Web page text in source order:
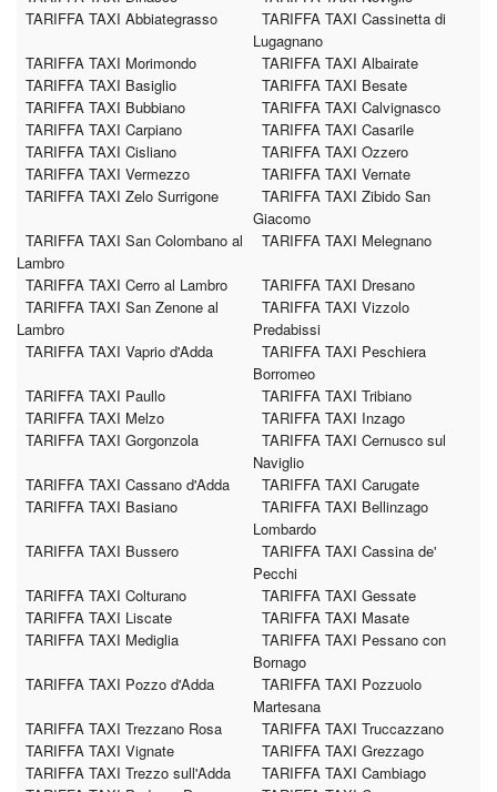
TARIFFA TAXI Abbiategrasso
TARIFFA TAXI Cassinetta di
Lugagnano
TARIFFA TAXI Morimondo
TARIFFA TAXI Albairate
TARIFFA TAXI Basiglio
TARIFFA TAXI Besate
TARIFFA TAXI Bubbiano
TARIFFA TAXI Calvignasco
TARIFFA TAXI Carpiano
TARIFFA TAXI Casarile
TARIFFA TAXI Cisliano
TARIFFA TAXI Ozzero
TARIFFA TAXI Vermezzo
TARIFFA TAXI Vernate
TARIFFA TAXI Zelo Surrigone
TARIFFA TAXI Zibido San
Giacomo
TARIFFA TAXI San Colombano al
Lambro
TARIFFA TAXI Melegnano
TARIFFA TAXI Cerro al Lambro
TARIFFA TAXI Dresano
TARIFFA TAXI San Zenone al
Lambro
TARIFFA TAXI Vizzolo
Predabissi
TARIFFA TAXI Vaprio d'Adda
TARIFFA TAXI Peschiera
Borromeo
TARIFFA TAXI Paullo
TARIFFA TAXI Tribiano
TARIFFA TAXI Melzo
TARIFFA TAXI Inzago
TARIFFA TAXI Gorgonzola
TARIFFA TAXI Cernusco sul
Naviglio
TARIFFA TAXI Cassano d'Adda
TARIFFA TAXI Carugate
TARIFFA TAXI Basiano
TARIFFA TAXI Bellinzago
Lombardo
TARIFFA TAXI Bussero
TARIFFA TAXI Cassina de'
Pecchi
TARIFFA TAXI Colturano
TARIFFA TAXI Gessate
TARIFFA TAXI Liscate
TARIFFA TAXI Masate
TARIFFA TAXI Mediglia
TARIFFA TAXI Pessano con
Bornago
TARIFFA TAXI Pozzo d'Adda
TARIFFA TAXI Pozzuolo
Martesana
TARIFFA TAXI Trezzano Rosa
TARIFFA TAXI Truccazzano
TARIFFA TAXI Vignate
TARIFFA TAXI Grezzago
TARIFFA TAXI Trezzo sull'Adda
TARIFFA TAXI Cambiago